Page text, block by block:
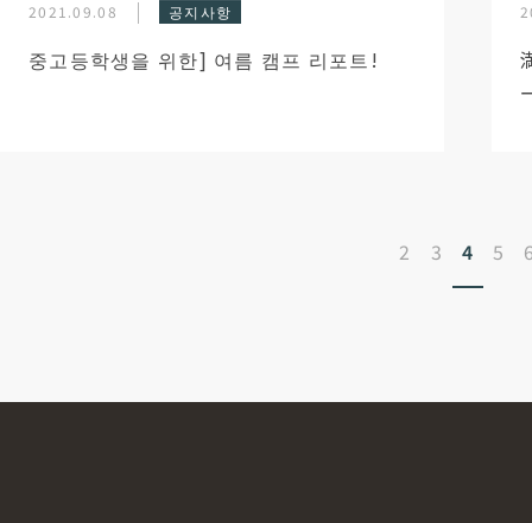
2021.09.08 공지사항
중고등학생을 위한] 여름 캠프 리포트!
2 3 4 5